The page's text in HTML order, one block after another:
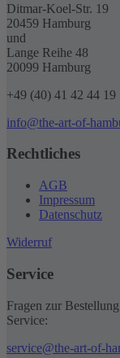
Ditmar-Koel-Str. 19
20459 Hamburg
und
Lange Reihe 48
20099 Hamburg
+49 (40) 41 42 44 19
info@the-art-of-
Rechtliches
AGB
Impressum
Datenschutz
Widerruf
Service
Fragen zur
Service:
service@the-art-of-